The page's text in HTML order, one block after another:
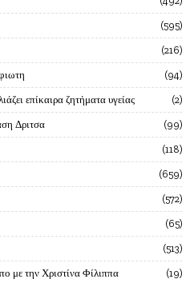
595
216
94
επίκαιρα ζητήματα υγείας 2
Δριτσα 99
118
659
572
65
513
με την Χριστίνα Φίλιππα 19